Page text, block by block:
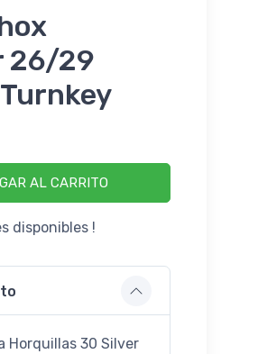
26/29
AL CARRITO
disponibles !
Horquillas 30 Silver